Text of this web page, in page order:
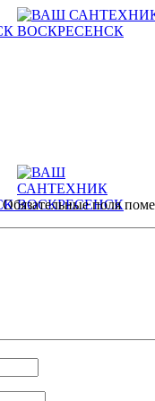
Обязательные поля